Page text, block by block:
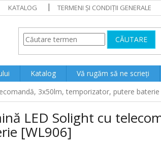
KATALOG TERMENI ȘI CONDIȚII GENERALE
CĂUTARE
Katalog Vă rugăm să ne scrieți
3x50lm, temporizator, putere baterie
LED Solight cu
[WL906]